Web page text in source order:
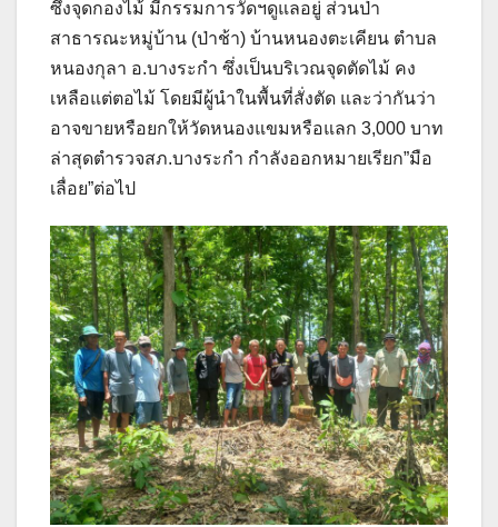
ซึ่งจุดกองไม้ มีกรรมการวัดฯดูแลอยู่ ส่วนป่า
สาธารณะหมู่บ้าน (ป่าช้า) บ้านหนองตะเคียน ตำบล
หนองกุลา อ.บางระกำ ซึ่งเป็นบริเวณจุดตัดไม้ คง
เหลือแต่ตอไม้ โดยมีผู้นำในพื้นที่สั่งตัด และว่ากันว่า
อาจขายหรือยกให้วัดหนองแขมหรือแลก 3,000 บาท
ล่าสุดตำรวจสภ.บางระกำ กำลังออกหมายเรียก”มือ
เลื่อย”ต่อไป